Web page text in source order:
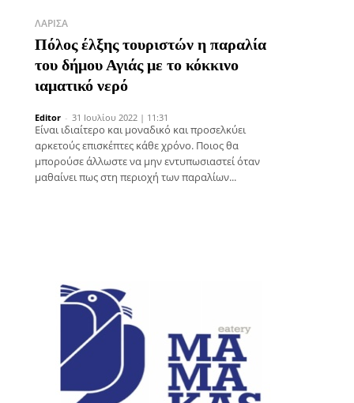
ΛΆΡΙΣΑ
Πόλος έλξης τουριστών η παραλία
του δήμου Αγιάς με το κόκκινο
ιαματικό νερό
Editor - 31 Ιουλίου 2022 | 11:31
Είναι ιδιαίτερο και μοναδικό και προσελκύει
αρκετούς επισκέπτες κάθε χρόνο. Ποιος θα
μπορούσε άλλωστε να μην εντυπωσιαστεί όταν
μαθαίνει πως στη περιοχή των παραλίων...